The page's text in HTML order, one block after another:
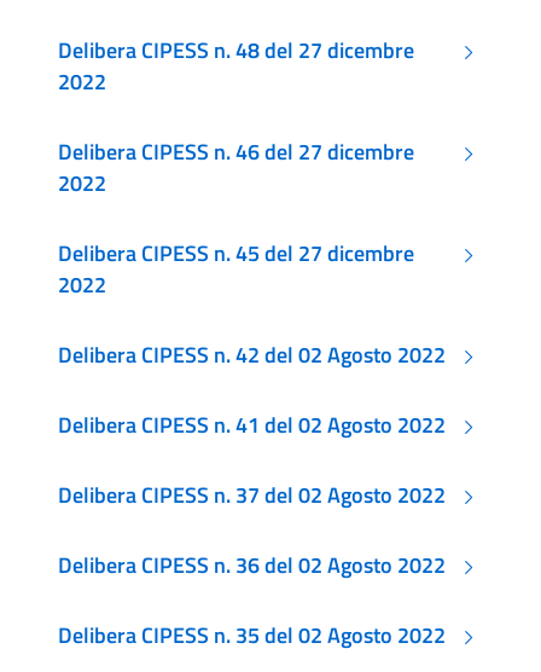
Delibera CIPESS n. 48 del 27 dicembre
2022
Delibera CIPESS n. 46 del 27 dicembre
2022
Delibera CIPESS n. 45 del 27 dicembre
2022
Delibera CIPESS n. 42 del 02 Agosto 2022
Delibera CIPESS n. 41 del 02 Agosto 2022
Delibera CIPESS n. 37 del 02 Agosto 2022
Delibera CIPESS n. 36 del 02 Agosto 2022
Delibera CIPESS n. 35 del 02 Agosto 2022